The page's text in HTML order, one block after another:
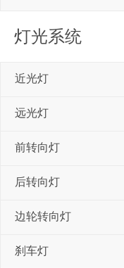
灯光系统
近光灯
远光灯
前转向灯
后转向灯
边轮转向灯
刹车灯